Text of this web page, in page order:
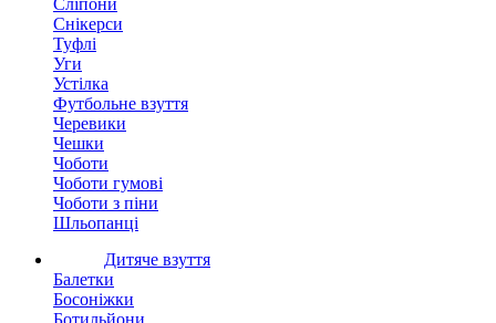
Сліпони
Снікерси
Туфлі
Уги
Устілка
Футбольне взуття
Черевики
Чешки
Чоботи
Чоботи гумові
Чоботи з піни
Шльопанці
Дитяче взуття
Балетки
Босоніжки
Ботильйони